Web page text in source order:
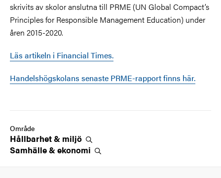
skrivits av skolor anslutna till PRME (UN Global Compact’s
Principles for Responsible Management Education) under
åren 2015-2020.
Läs artikeln i Financial Times.
Handelshögskolans senaste PRME-rapport finns här.
Område
Hållbarhet & miljö
Samhälle &ekonomi